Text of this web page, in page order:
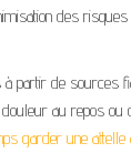
des
à partir de
au repos ou
garder une attelle